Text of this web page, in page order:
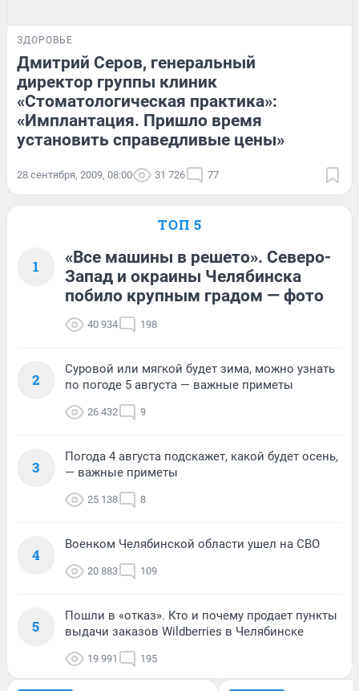
ЗДОРОВЬЕ
Дмитрий Серов, генеральный
директор группы клиник
«Стоматологическая практика»:
«Имплантация. Пришло время
установить справедливые цены»
28 сентября, 2009, 08:00 31 726 77
ТОП 5
1
«Все машины в решето». Северо-
Запад и окраины Челябинска
побило крупным градом — фото
40 934 198
2
Суровой или мягкой будет зима, можно узнать
по погоде 5 августа — важные приметы
26 432 9
3
Погода 4 августа подскажет, какой будет осень,
— важные приметы
25 138 8
4
Военком Челябинской области ушел на СВО
20 883 109
5
Пошли в «отказ». Кто и почему продает пункты
выдачи заказов Wildberries в Челябинске
19 991 195